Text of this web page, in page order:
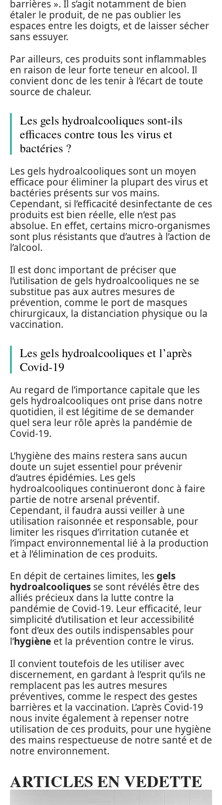
barrières ». Il s’agit notamment de bien
étaler le produit, de ne pas oublier les
espaces entre les doigts, et de laisser sécher
sans essuyer.
Par ailleurs, ces produits sont inflammables
en raison de leur forte teneur en alcool. Il
convient donc de les tenir à l’écart de toute
source de chaleur.
Les gels hydroalcooliques sont-ils
efficaces contre tous les virus et
bactéries ?
Les gels hydroalcooliques sont un moyen
efficace pour éliminer la plupart des virus et
bactéries présents sur vos mains.
Cependant, si l’efficacité desinfectante de ces
produits est bien réelle, elle n’est pas
absolue. En effet, certains micro-organismes
sont plus résistants que d’autres à l’action de
l’alcool.
Il est donc important de préciser que
l’utilisation de gels hydroalcooliques ne se
substitue pas aux autres mesures de
prévention, comme le port de masques
chirurgicaux, la distanciation physique ou la
vaccination.
Les gels hydroalcooliques et l’après
Covid-19
Au regard de l’importance capitale que les
gels hydroalcooliques ont prise dans notre
quotidien, il est légitime de se demander
quel sera leur rôle après la pandémie de
Covid-19.
L’hygiène des mains restera sans aucun
doute un sujet essentiel pour prévenir
d’autres épidémies. Les gels
hydroalcooliques continueront donc à faire
partie de notre arsenal préventif.
Cependant, il faudra aussi veiller à une
utilisation raisonnée et responsable, pour
limiter les risques d’irritation cutanée et
l’impact environnemental lié à la production
et à l’élimination de ces produits.
En dépit de certaines limites, lesgels
hydroalcooliques se sont révélés être des
alliés précieux dans la lutte contre la
pandémie de Covid-19. Leur efficacité, leur
simplicité d’utilisation et leur accessibilité
font d’eux des outils indispensables pour
l’hygiène et la prévention contre le virus.
Il convient toutefois de les utiliser avec
discernement, en gardant à l’esprit qu’ils ne
remplacent pas les autres mesures
préventives, comme le respect des gestes
barrières et la vaccination. L’après Covid-19
nous invite également à repenser notre
utilisation de ces produits, pour une hygiène
des mains respectueuse de notre santé et de
notre environnement.
ARTICLES EN VEDETTE